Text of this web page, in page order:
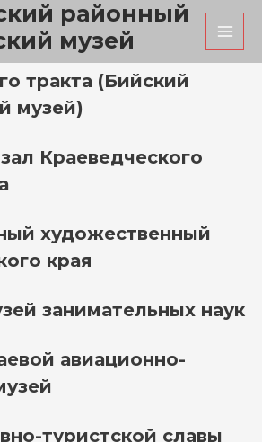
районный
музей
тракта (Бийский
музей)
Краеведческого
художественный
края
занимательных наук
авиационно-
туристской славы